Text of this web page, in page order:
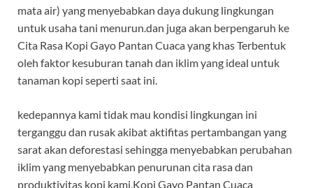
mata air) yang menyebabkan daya dukung lingkungan
untuk usaha tani menurun.dan juga akan berpengaruh ke
Cita Rasa Kopi Gayo Pantan Cuaca yang khas Terbentuk
oleh faktor kesuburan tanah dan iklim yang ideal untuk
tanaman kopi seperti saat ini.
kedepannya kami tidak mau kondisi lingkungan ini
terganggu dan rusak akibat aktifitas pertambangan yang
sarat akan deforestasi sehingga menyebabkan perubahan
iklim yang menyebabkan penurunan cita rasa dan
produktivitas kopi kami,Kopi Gayo Pantan Cuaca